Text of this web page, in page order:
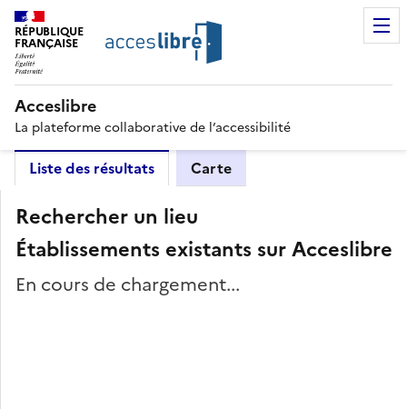
RÉPUBLIQUE
FRANÇAISE
Acceslibre
La plateforme collaborative de l’accessibilité
Liste des résultats Carte
Rechercher un lieu
Établissements existants sur Acceslibre
En cours de chargement...